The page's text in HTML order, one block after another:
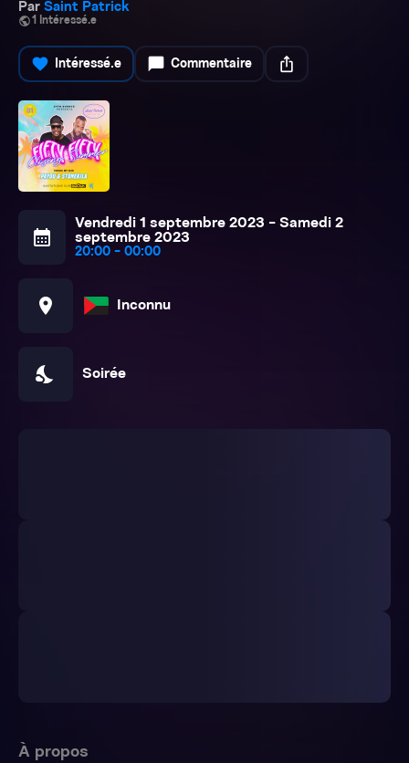
Par Saint Patrick
public1 Intéressé.e
favorite Intéressé.e chat_bubble Commentaire ios_share
calendar_month
Vendredi 1 septembre 2023 - Samedi 2
septembre 2023
20:00 - 00:00
location_on Inconnu
nights_stay Soirée
À propos